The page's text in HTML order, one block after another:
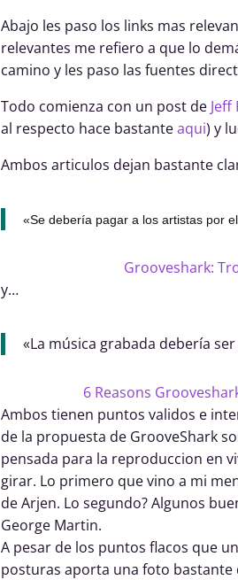
Abajo les paso los links mas
relevantes me refiero a que lo
camino y les paso las fuentes
Todo comienza con un post de Jeff
al respecto hace bastanteaqui) y
Ambos articulos dejan bastante
«Se debería pagar a los artistas por
Grooveshark:
y…
«La música grabada debería
6 Reasons
Ambos tienen puntos validos e
de la propuesta de GrooveShark
pensada para la reproduccion en
girar. Lo primero que vino a mi
de Arjen. Lo segundo? Algunos
George Martin.
A pesar de los puntos flacos que
posturas aporta una foto bastante